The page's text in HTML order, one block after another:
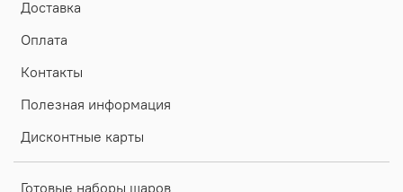
Доставка
Оплата
Контакты
Полезная информация
Дисконтные карты
Готовые наборы шаров